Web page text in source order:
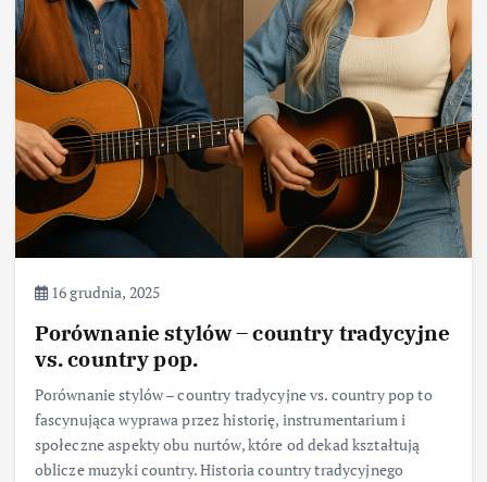
16 grudnia, 2025
Porównanie stylów – country tradycyjne
vs. country pop.
Porównanie stylów – country tradycyjne vs. country pop to
fascynująca wyprawa przez historię, instrumentarium i
społeczne aspekty obu nurtów, które od dekad kształtują
oblicze muzyki country. Historia country tradycyjnego